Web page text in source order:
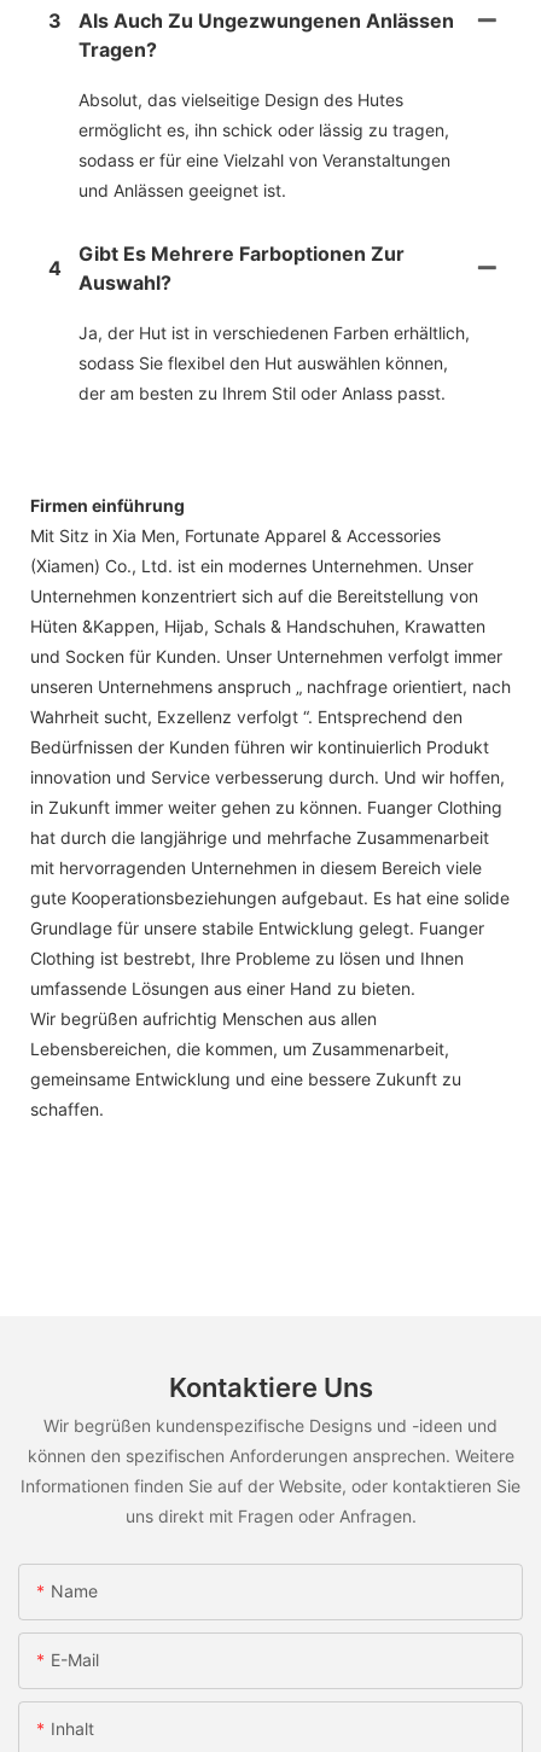
3
Als Auch Zu Ungezwungenen Anlässen
Tragen?
Absolut, das vielseitige Design des Hutes
ermöglicht es, ihn schick oder lässig zu tragen,
sodass er für eine Vielzahl von Veranstaltungen
und Anlässen geeignet ist.
4
Gibt Es Mehrere Farboptionen Zur
Auswahl?
Ja, der Hut ist in verschiedenen Farben erhältlich,
sodass Sie flexibel den Hut auswählen können,
der am besten zu Ihrem Stil oder Anlass passt.
Firmen einführung
Mit Sitz in Xia Men, Fortunate Apparel & Accessories
(Xiamen) Co., Ltd. ist ein modernes Unternehmen. Unser
Unternehmen konzentriert sich auf die Bereitstellung von
Hüten &Kappen, Hijab, Schals & Handschuhen, Krawatten
und Socken für Kunden. Unser Unternehmen verfolgt immer
unseren Unternehmens anspruch „ nachfrage orientiert, nach
Wahrheit sucht, Exzellenz verfolgt “. Entsprechend den
Bedürfnissen der Kunden führen wir kontinuierlich Produkt
innovation und Service verbesserung durch. Und wir hoffen,
in Zukunft immer weiter gehen zu können. Fuanger Clothing
hat durch die langjährige und mehrfache Zusammenarbeit
mit hervorragenden Unternehmen in diesem Bereich viele
gute Kooperationsbeziehungen aufgebaut. Es hat eine solide
Grundlage für unsere stabile Entwicklung gelegt. Fuanger
Clothing ist bestrebt, Ihre Probleme zu lösen und Ihnen
umfassende Lösungen aus einer Hand zu bieten.
Wir begrüßen aufrichtig Menschen aus allen
Lebensbereichen, die kommen, um Zusammenarbeit,
gemeinsame Entwicklung und eine bessere Zukunft zu
schaffen.
Kontaktiere Uns
Wir begrüßen kundenspezifische Designs und -ideen und
können den spezifischen Anforderungen ansprechen. Weitere
Informationen finden Sie auf der Website, oder kontaktieren Sie
uns direkt mit Fragen oder Anfragen.
Name
E-Mail
Inhalt